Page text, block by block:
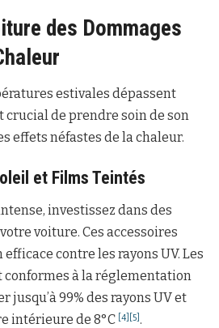
des Dommages
estivales dépassent
crucial de prendre soin de son
effets néfastes de la chaleur.
et Films Teintés
investissez dans des
voiture. Ces accessoires
contre les rayons UV. Les
conformes à la réglementation
jusqu’à 99% des rayons UV et
intérieure de 8°C [4] [5] .